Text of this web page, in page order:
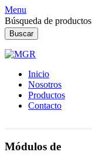
Menu
Búsqueda de productos
Buscar
Inicio
Nosotros
Productos
Contacto
Módulos de